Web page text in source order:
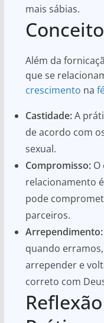
mais sábias.
Além da
que se
crescimento na
Castidade:A
de acordo com
sexual.
Compromisso:O
relacionamento
pode
parceiros.
Arrependimento:
quando
arrepender e
correto com